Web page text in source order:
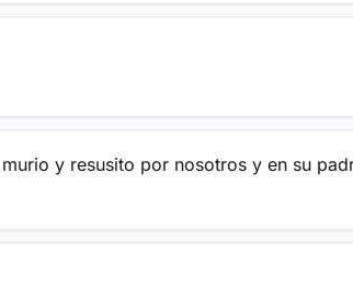
y resusito por nosotros y en su